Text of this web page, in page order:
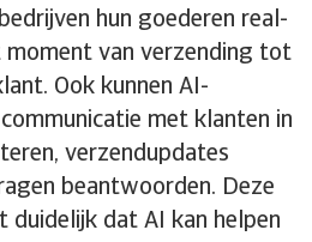
hun goederen real-
moment van verzending tot
Ook kunnen AI-
met klanten in
verzendupdates
beantwoorden. Deze
duidelijk dat AI kan helpen